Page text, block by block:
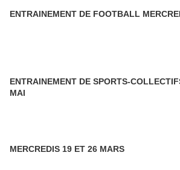
ENTRAINEMENT DE FOOTBALL
ENTRAINEMENT DE SPORTS-
MAI
MERCREDIS 19 ET 26 MARS